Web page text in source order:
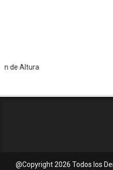
@Copyright2026 Todos los